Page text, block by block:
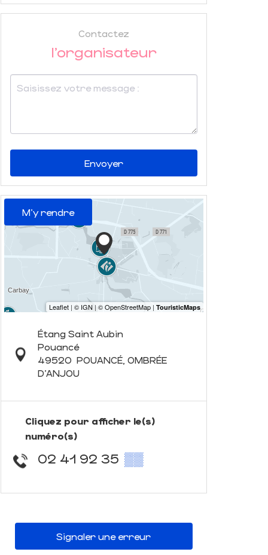
Contactez
l'organisateur
Envoyer
M'y rendre
Étang Saint Aubin
Pouancé
49520 POUANCÉ, OMBRÉE
D'ANJOU
Cliquez pour afficher le(s)
numéro(s)
02 41 92 35 ▒▒
Signaler une erreur